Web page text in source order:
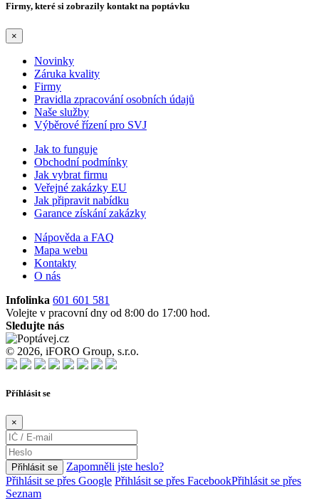
Firmy, které si zobrazily kontakt na poptávku
×
Novinky
Záruka kvality
Firmy
Pravidla zpracování osobních údajů
Naše služby
Výběrové řízení pro SVJ
Jak to funguje
Obchodní podmínky
Jak vybrat firmu
Veřejné zakázky EU
Jak připravit nabídku
Garance získání zakázky
Nápověda a FAQ
Mapa webu
Kontakty
O nás
Infolinka 601 601 581
Volejte v pracovní dny od 8:00 do 17:00 hod.
Sledujte nás
© 2026, iFORO Group, s.r.o.
Příhlásit se
×
Přihlásit se
Zapomněli jste heslo?
Přihlásit se přes Google Přihlásit se přes FacebookPřihlásit se přes
Seznam